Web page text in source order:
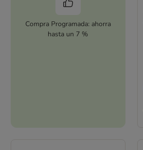
Compra Programada: ahorra
hasta un 7 %